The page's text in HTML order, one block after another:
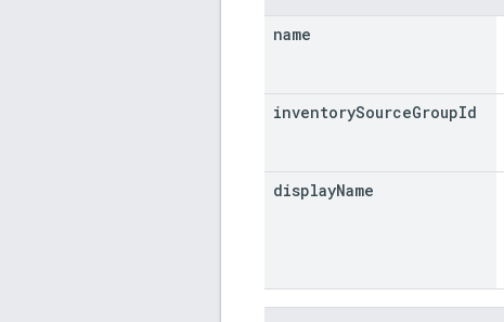
name
inventorySourceGroupId
displayName